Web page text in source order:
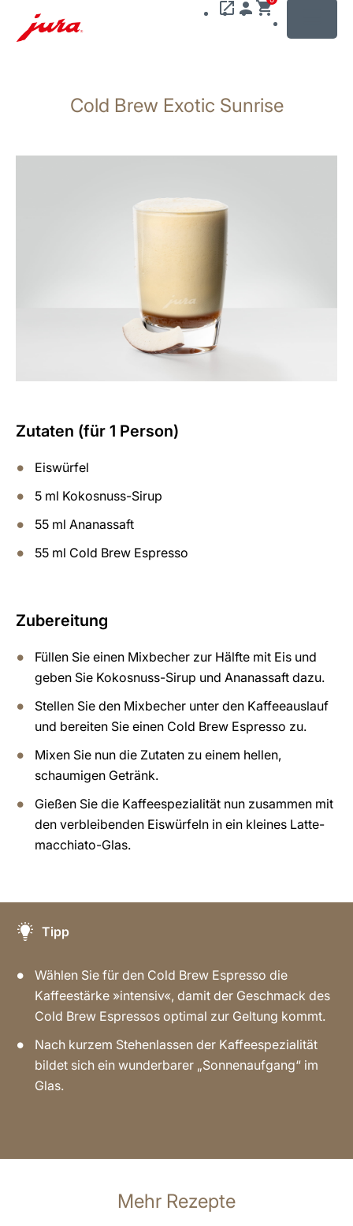
wechseln
Cold Brew Exotic Sunrise
Zutaten (für 1 Person)
Eiswürfel
5 ml Kokosnuss-Sirup
55 ml Ananassaft
55 ml Cold Brew Espresso
Zubereitung
Füllen Sie einen Mixbecher zur Hälfte mit Eis und
geben Sie Kokosnuss-Sirup und Ananassaft dazu.
Stellen Sie den Mixbecher unter den Kaffeeauslauf
und bereiten Sie einen Cold Brew Espresso zu.
Mixen Sie nun die Zutaten zu einem hellen,
schaumigen Getränk.
Gießen Sie die Kaffeespezialität nun zusammen mit
den verbleibenden Eiswürfeln in ein kleines Latte-
macchiato-Glas.
Tipp
Wählen Sie für den Cold Brew Espresso die
Kaffeestärke »intensiv«, damit der Geschmack des
Cold Brew Espressos optimal zur Geltung kommt.
Nach kurzem Stehenlassen der Kaffeespezialität
bildet sich ein wunderbarer „Sonnenaufgang“ im
Glas.
Mehr Rezepte